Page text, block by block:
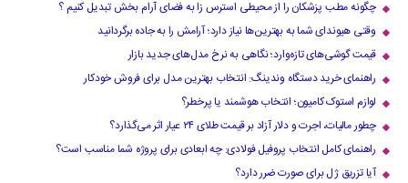
چگونه مطب پزشکان را از محیطی استرس زا به فضای آرام بخش تبدیل کنیم ؟
وقتی هیوندای شما به بهترین‌ها نیاز دارد؛ آرامش را به جاده برگردانید
قیمت گوشی‌های تازه‌وارد؛ نگاهی به نرخ مدل‌های جدید بازار
راهنمای خرید دستگاه وندینگ: انتخاب بهترین مدل برای فروش خودکار
لوازم استوک کامیون؛ انتخاب هوشمند یا پرخطر؟
چطور مالیات، اجرت و دلار آزاد بر قیمت طلای ۲۴ عیار اثر می‌گذارد؟
راهنمای کامل انتخاب پروفیل فولادی: چه ابعادی برای پروژه شما مناسب است؟
آیا تزریق ژل برای صورت ضرر دارد​؟